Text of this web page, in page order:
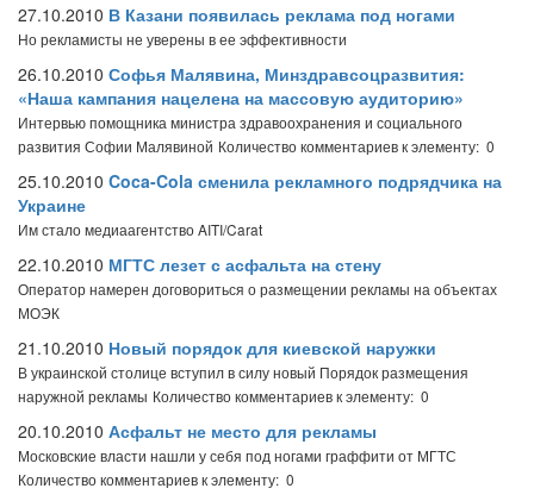
27.10.2010 В Казани появилась реклама под ногами
Но рекламисты не уверены в ее эффективности
26.10.2010 Софья Малявина, Минздравсоцразвития:
«Наша кампания нацелена на массовую аудиторию»
Интервью помощника министра здравоохранения и социального
развития Софии Малявиной Количество комментариев к элементу: 0
25.10.2010 Coca-Cola сменила рекламного подрядчика на
Украине
Им стало медиаагентство AITI/Carat
22.10.2010 МГТС лезет с асфальта на стену
Оператор намерен договориться о размещении рекламы на объектах
МОЭК
21.10.2010 Новый порядок для киевской наружки
В украинской столице вступил в силу новый Порядок размещения
наружной рекламы Количество комментариев к элементу: 0
20.10.2010 Асфальт не место для рекламы
Московские власти нашли у себя под ногами граффити от МГТС
Количество комментариев к элементу: 0